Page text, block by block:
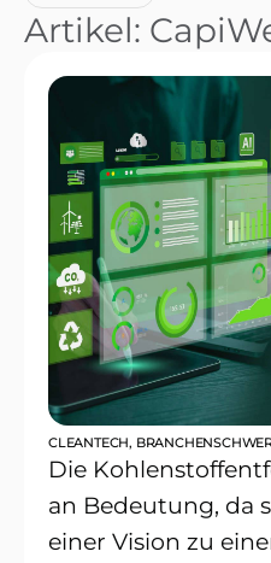
Artikel:
CLEANTECH,
Die
an Bedeutung, da
einer Vision zu